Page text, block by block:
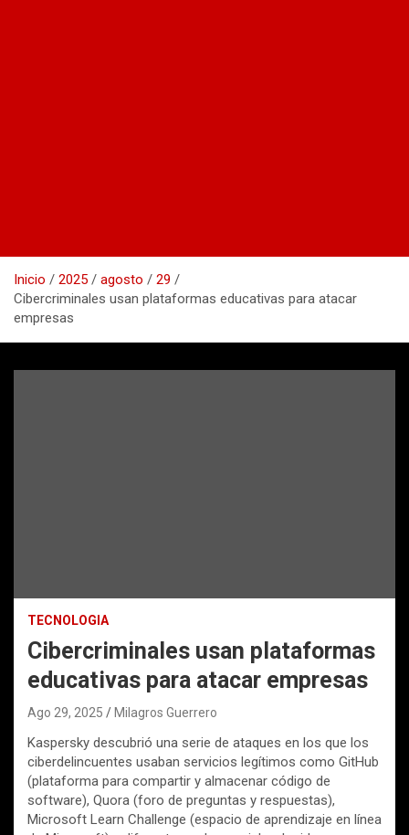
Inicio 2025 agosto
29
Cibercriminales usan plataformas educativas para atacar
empresas
TECNOLOGIA
Cibercriminales usan plataformas
educativas para atacar empresas
Ago 29, 2025 Milagros Guerrero
Kaspersky descubrió una serie de ataques en los que los
ciberdelincuentes usaban servicios legítimos como GitHub
(plataforma para compartir y almacenar código de
software), Quora (foro de preguntas y respuestas),
Microsoft Learn Challenge (espacio de aprendizaje en línea